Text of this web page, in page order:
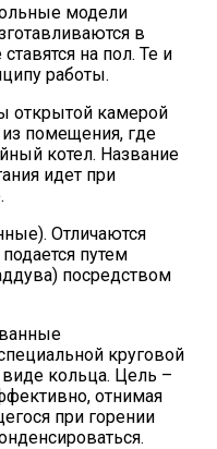
модели
в
на пол. Те и
работы.
открытой камерой
из помещения, где
котел. Название
идет при
Отличаются
путем
посредством
круговой
кольца. Цель –
отнимая
при горении